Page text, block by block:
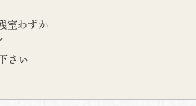
室わずか
さい